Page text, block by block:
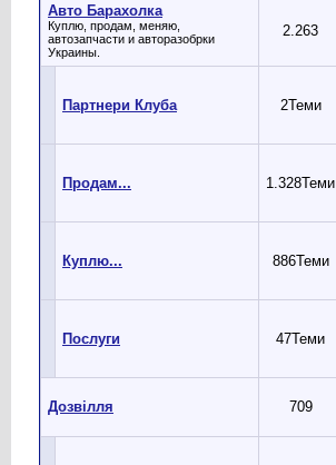
Авто Барахолка
Куплю, продам, меняю,
автозапчасти и авторазобрки
Украины.
2.263
Партнери Клуба 2Теми
Продам... 1.328Теми
Куплю... 886Теми
Послуги 47Теми
Дозвілля 709